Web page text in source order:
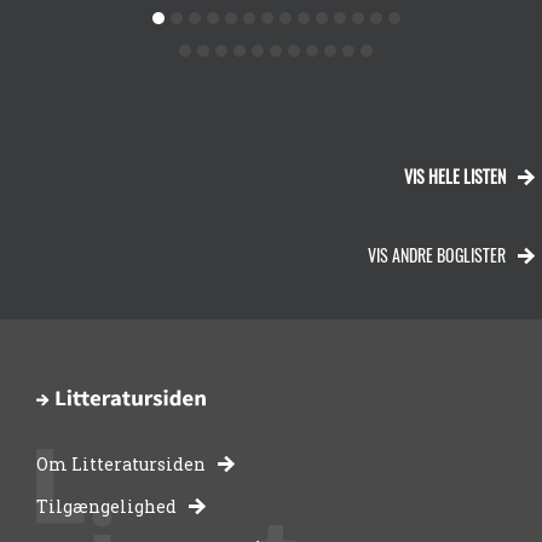
VIS HELE LISTEN
VIS ANDRE BOGLISTER
-
Om Litteratursiden
Tilgængelighed